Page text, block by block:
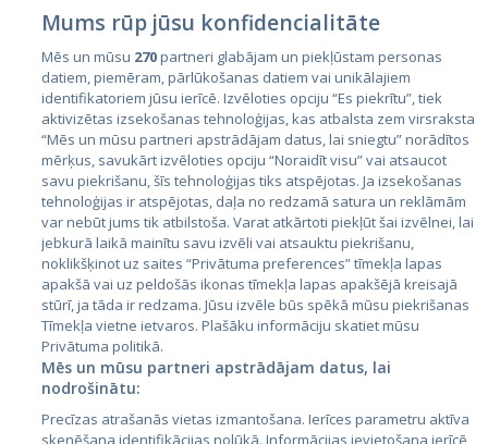
Valstis
Igaunija
Latvija
Lietuva
City24.lv
City24.ee
Kainos.lt
Mums rūp jūsu konfidencialitāte
Mēs un mūsu 270partneri glabājam un piekļūstam personas
datiem, piemēram, pārlūkošanas datiem vai unikālajiem
identifikatoriem jūsu ierīcē. Izvēloties opciju “Es piekrītu”, tiek
aktivizētas izsekošanas tehnoloģijas, kas atbalsta zem virsraksta
“Mēs un mūsu partneri apstrādājam datus, lai sniegtu” norādītos
mērķus, savukārt izvēloties opciju “Noraidīt visu” vai atsaucot
savu piekrišanu, šīs tehnoloģijas tiks atspējotas. Ja izsekošanas
tehnoloģijas ir atspējotas, daļa no redzamā satura un reklāmām
var nebūt jums tik atbilstoša. Varat atkārtoti piekļūt šai izvēlnei, lai
jebkurā laikā mainītu savu izvēli vai atsauktu piekrišanu,
noklikšķinot uz saites “Privātuma preferences” tīmekļa lapas
apakšā vai uz peldošās ikonas tīmekļa lapas apakšējā kreisajā
stūrī, ja tāda ir redzama. Jūsu izvēle būs spēkā mūsu piekrišanas
Tīmekļa vietne ietvaros. Plašāku informāciju skatiet mūsu
Privātuma politikā.
Mēs un mūsu partneri apstrādājam datus, lai
nodrošinātu:
Precīzas atrašanās vietas izmantošana. Ierīces parametru aktīva
skenēšana identifikācijas nolūkā. Informācijas ievietošana ierīcē